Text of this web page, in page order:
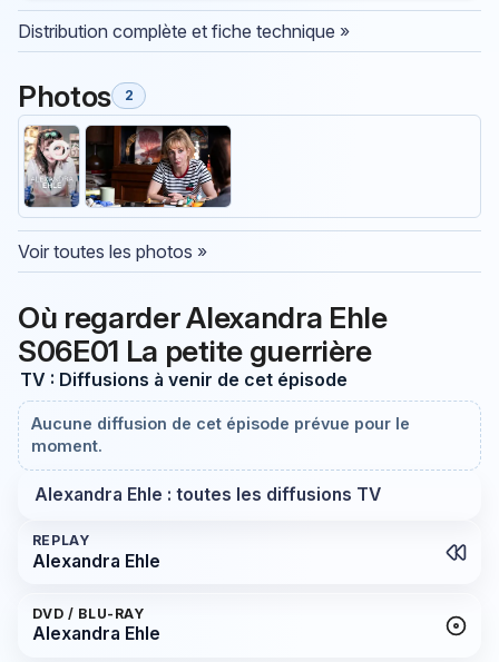
Distribution complète et fiche technique »
Photos 2
Voir toutes les photos »
Où regarder Alexandra Ehle
S06E01 La petite guerrière
TV : Diffusions à venir de cet épisode
Aucune diffusion de cet épisode prévue pour le
moment.
Alexandra Ehle : toutes les diffusions TV
REPLAY
Alexandra Ehle
DVD / BLU-RAY
Alexandra Ehle